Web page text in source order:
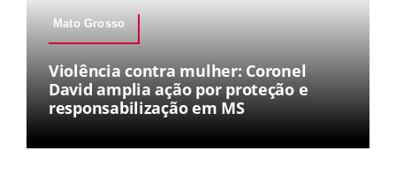
Mato Grosso
Violência contra mulher: Coronel
David amplia ação por proteção e
responsabilização em MS